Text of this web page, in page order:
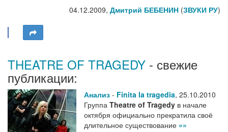
04.12.2009, Дмитрий БЕБЕНИН (ЗВУКИ РУ)
THEATRE OF TRAGEDY - свежие
публикации:
Анализ - Finita la tragedia, 25.10.2010
Группа Theatre of Tragedy в начале
октября официально прекратила своё
длительное существование »»